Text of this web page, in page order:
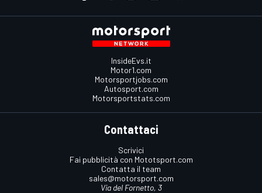
InsideEvs.it
Motor1.com
Motorsportjobs.com
Autosport.com
Motorsportstats.com
Contattaci
Scrivici
Fai pubblicità con Mototsport.com
Contatta il team
sales@motorsport.com
Via del Fornetto, 3